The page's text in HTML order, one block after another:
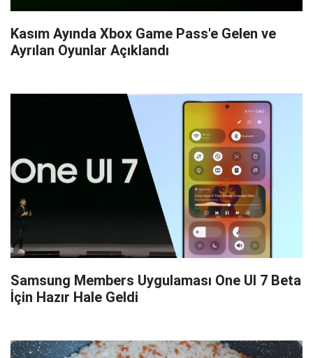
Kasım Ayında Xbox Game Pass'e Gelen ve
Ayrılan Oyunlar Açıklandı
Samsung Members Uygulaması One UI 7 Beta
İçin Hazır Hale Geldi